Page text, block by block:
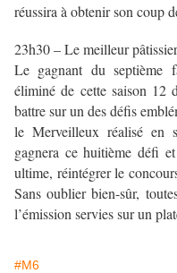
réussira à obtenir son coup
23h30 – Le meilleur
Le gagnant du septième
éliminé de cette saison 12
battre sur un des défis
le Merveilleux réalisé
gagnera ce huitième défi
ultime, réintégrer le
Sans oublier bien-sûr,
l’émission servies sur un
#M6